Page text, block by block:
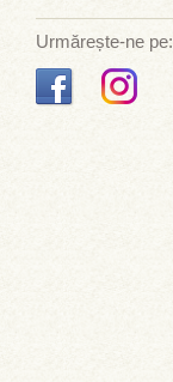
Urmărește-ne pe: